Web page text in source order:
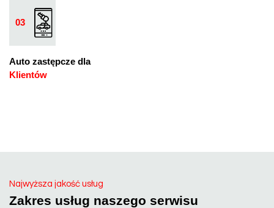
03
Auto zastępcze dla
Klientów
Najwyższa jakość usług
Zakres usług naszego serwisu